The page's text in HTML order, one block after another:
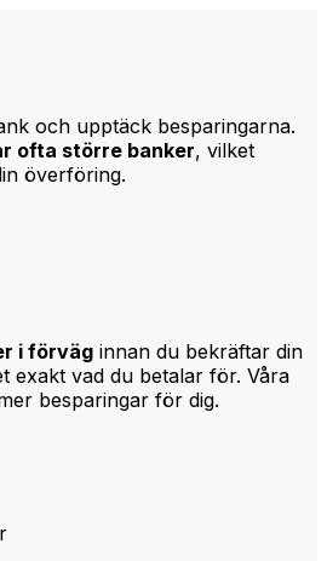
och upptäck besparingarna.
ofta större banker, vilket
överföring.
i förväg innan du bekräftar din
exakt vad du betalar för. Våra
besparingar för dig.